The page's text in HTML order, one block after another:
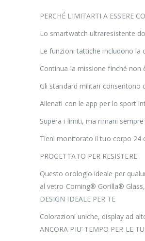
PERCHÉ LIMITARTI A ESSERE
Lo smartwatch ultraresistente
Le funzioni tattiche includono
Continua la missione finché
Gli standard militari consentono
Allenati con le app per lo sport
Supera i limiti, ma rimani
Tieni monitorato il tuo corpo 24
PROGETTATO PER RESISTERE
Questo orologio ideale per
al vetro Corning® Gorilla®
DESIGN IDEALE PER TE
Colorazioni uniche, display ad
ANCORA PIU’ TEMPO PER LE